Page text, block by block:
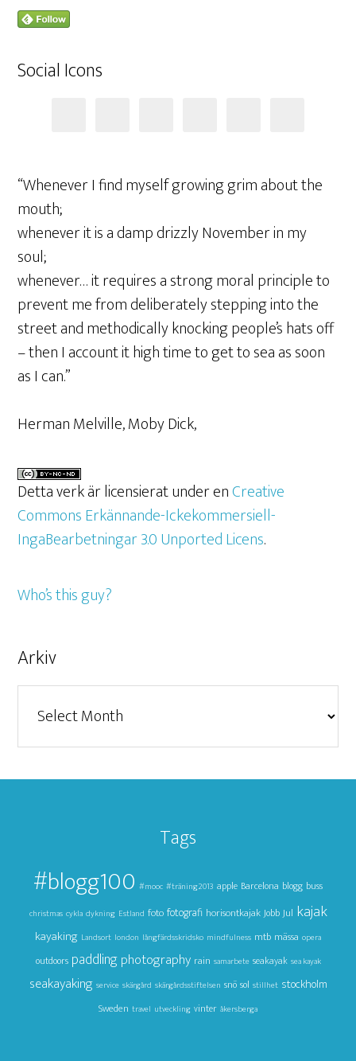
Social Icons
“Whenever I find myself growing grim about the
mouth;
whenever it is a damp drizzly November in my
soul;
whenever… it requires a strong moral principle to
prevent me from deliberately stepping into the
street and methodically knocking people’s hats off
– then I account it high time to get to sea as soon
as I can.”
Herman Melville, Moby Dick,
Detta verk är licensierat under enCreative
Commons Erkännande-Ickekommersiell-
IngaBearbetningar 3.0 Unported Licens.
Who’s this guy?
Arkiv
Tags
#blogg100 #mooc #träning2013 apple Barcelona blogg buss
christmas cykla dykning Estland foto fotografi horisontkajak Jobb Jul kajak
kayaking Landsort london långfärdsskridsko mindfulness mtb mässa opera
outdoors paddlingphotography rain samarbete seakayak sea kayak
seakayaking service skärgård skärgårdsstiftelsen snö sol stillhet stockholm
Sweden travel utveckling vinter åkersberga